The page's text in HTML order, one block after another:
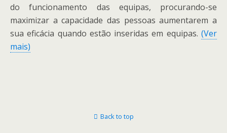
do funcionamento das equipas, procurando-se
maximizar a capacidade das pessoas aumentarem a
sua eficácia quando estão inseridas em equipas. (Ver
mais)
Back to top